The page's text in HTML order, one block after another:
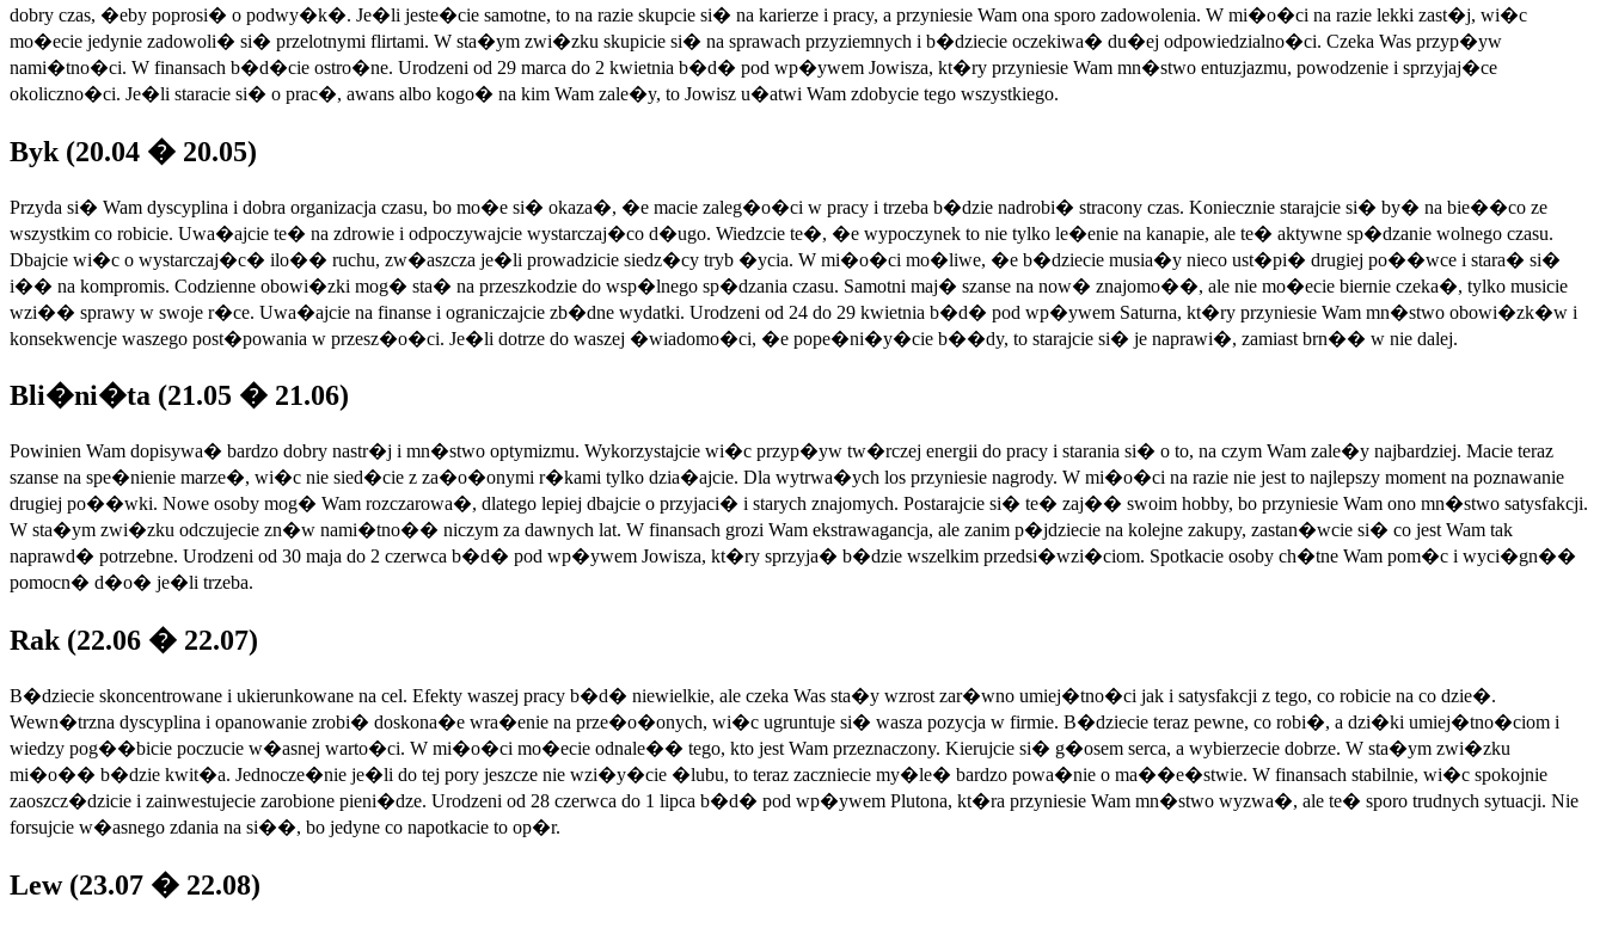
dobry czas, �eby poprosi� o podwy�k�. Je�li jeste�cie samotne, to na razie skupcie si� na karierze i pracy, a przyniesie Wam ona sporo zadowolenia. W mi�o�ci na razie lekki zast�j, wi�c
mo�ecie jedynie zadowoli� si� przelotnymi flirtami. W sta�ym zwi�zku skupicie si� na sprawach przyziemnych i b�dziecie oczekiwa� du�ej odpowiedzialno�ci. Czeka Was przyp�yw
nami�tno�ci. W finansach b�d�cie ostro�ne. Urodzeni od 29 marca do 2 kwietnia b�d� pod wp�ywem Jowisza, kt�ry przyniesie Wam mn�stwo entuzjazmu, powodzenie i sprzyjaj�ce
okoliczno�ci. Je�li staracie si� o prac�, awans albo kogo� na kim Wam zale�y, to Jowisz u�atwi Wam zdobycie tego wszystkiego.
Byk (20.04 � 20.05)
Przyda si� Wam dyscyplina i dobra organizacja czasu, bo mo�e si� okaza�, �e macie zaleg�o�ci w pracy i trzeba b�dzie nadrobi� stracony czas. Koniecznie starajcie si� by� na bie��co ze
wszystkim co robicie. Uwa�ajcie te� na zdrowie i odpoczywajcie wystarczaj�co d�ugo. Wiedzcie te�, �e wypoczynek to nie tylko le�enie na kanapie, ale te� aktywne sp�dzanie wolnego czasu.
Dbajcie wi�c o wystarczaj�c� ilo�� ruchu, zw�aszcza je�li prowadzicie siedz�cy tryb �ycia. W mi�o�ci mo�liwe, �e b�dziecie musia�y nieco ust�pi� drugiej po��wce i stara� si�
i�� na kompromis. Codzienne obowi�zki mog� sta� na przeszkodzie do wsp�lnego sp�dzania czasu. Samotni maj� szanse na now� znajomo��, ale nie mo�ecie biernie czeka�, tylko musicie
wzi�� sprawy w swoje r�ce. Uwa�ajcie na finanse i ograniczajcie zb�dne wydatki. Urodzeni od 24 do 29 kwietnia b�d� pod wp�ywem Saturna, kt�ry przyniesie Wam mn�stwo obowi�zk�w i
konsekwencje waszego post�powania w przesz�o�ci. Je�li dotrze do waszej �wiadomo�ci, �e pope�ni�y�cie b��dy, to starajcie si� je naprawi�, zamiast brn�� w nie dalej.
Bli�ni�ta (21.05 � 21.06)
Powinien Wam dopisywa� bardzo dobry nastr�j i mn�stwo optymizmu. Wykorzystajcie wi�c przyp�yw tw�rczej energii do pracy i starania si� o to, na czym Wam zale�y najbardziej. Macie teraz
szanse na spe�nienie marze�, wi�c nie sied�cie z za�o�onymi r�kami tylko dzia�ajcie. Dla wytrwa�ych los przyniesie nagrody. W mi�o�ci na razie nie jest to najlepszy moment na poznawanie
drugiej po��wki. Nowe osoby mog� Wam rozczarowa�, dlatego lepiej dbajcie o przyjaci� i starych znajomych. Postarajcie si� te� zaj�� swoim hobby, bo przyniesie Wam ono mn�stwo satysfakcji.
W sta�ym zwi�zku odczujecie zn�w nami�tno�� niczym za dawnych lat. W finansach grozi Wam ekstrawagancja, ale zanim p�jdziecie na kolejne zakupy, zastan�wcie si� co jest Wam tak
naprawd� potrzebne. Urodzeni od 30 maja do 2 czerwca b�d� pod wp�ywem Jowisza, kt�ry sprzyja� b�dzie wszelkim przedsi�wzi�ciom. Spotkacie osoby ch�tne Wam pom�c i wyci�gn��
pomocn� d�o� je�li trzeba.
Rak (22.06 � 22.07)
B�dziecie skoncentrowane i ukierunkowane na cel. Efekty waszej pracy b�d� niewielkie, ale czeka Was sta�y wzrost zar�wno umiej�tno�ci jak i satysfakcji z tego, co robicie na co dzie�.
Wewn�trzna dyscyplina i opanowanie zrobi� doskona�e wra�enie na prze�o�onych, wi�c ugruntuje si� wasza pozycja w firmie. B�dziecie teraz pewne, co robi�, a dzi�ki umiej�tno�ciom i
wiedzy pog��bicie poczucie w�asnej warto�ci. W mi�o�ci mo�ecie odnale�� tego, kto jest Wam przeznaczony. Kierujcie si� g�osem serca, a wybierzecie dobrze. W sta�ym zwi�zku
mi�o�� b�dzie kwit�a. Jednocze�nie je�li do tej pory jeszcze nie wzi�y�cie �lubu, to teraz zaczniecie my�le� bardzo powa�nie o ma��e�stwie. W finansach stabilnie, wi�c spokojnie
zaoszcz�dzicie i zainwestujecie zarobione pieni�dze. Urodzeni od 28 czerwca do 1 lipca b�d� pod wp�ywem Plutona, kt�ra przyniesie Wam mn�stwo wyzwa�, ale te� sporo trudnych sytuacji. Nie
forsujcie w�asnego zdania na si��, bo jedyne co napotkacie to op�r.
Lew (23.07 � 22.08)